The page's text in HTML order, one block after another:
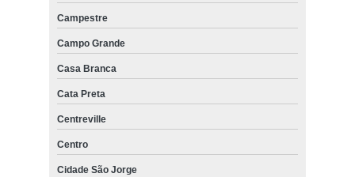
Campestre
Campo Grande
Casa Branca
Cata Preta
Centreville
Centro
Cidade São Jorge